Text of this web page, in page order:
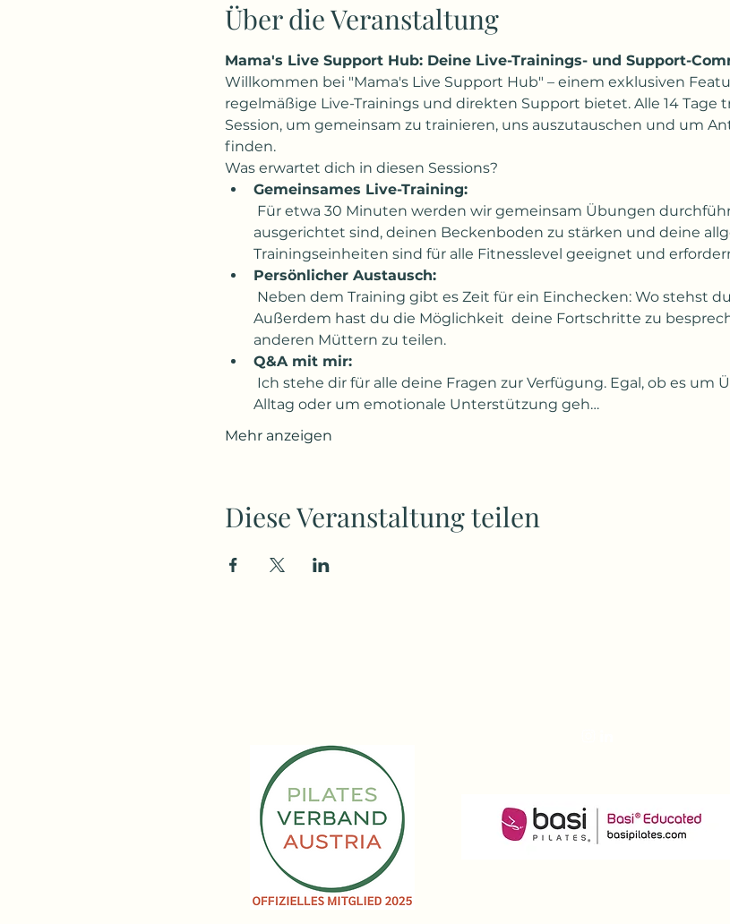
Über die Veranstaltung
Mama's Live Support Hub: Deine Live-Trainings- und Support-
Willkommen bei "Mama's Live Support Hub" – einem exklusiven
regelmäßige Live-Trainings und direkten Support bietet. Alle 14 Tage
Session, um gemeinsam zu trainieren, uns auszutauschen und um
finden.
Was erwartet dich in diesen Sessions?
Gemeinsames Live-Training:
ausgerichtet sind, deinen Beckenboden zu stärken und deine
Trainingseinheiten sind für alle Fitnesslevel geeignet und
Persönlicher Austausch:
Außerdem hast du die Möglichkeit  deine Fortschritte zu
anderen Müttern zu teilen.
Q&A mit mir:
Alltag oder um emotionale Unterstützung geh…
Mehr anzeigen
Diese Veranstaltung teilen